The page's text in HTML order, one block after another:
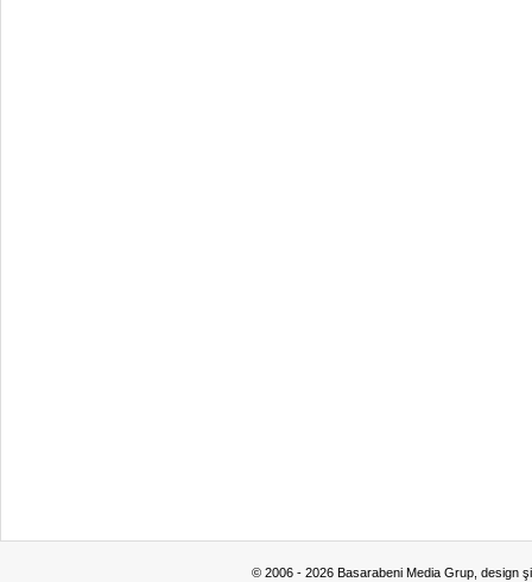
© 2006 - 2026 Basarabeni Media Grup, design